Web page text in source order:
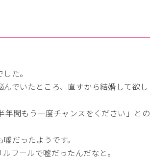
た。
でいたところ、直すから結婚して欲し
年間もう一度チャンスをください」との
だったようです。
フールで嘘だったんだなと。